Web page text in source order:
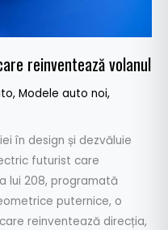
reinventează volanul
, Modele auto noi,
în design și dezvăluie
futurist care
lui 208, programată
puternice, o
reinventează direcția,